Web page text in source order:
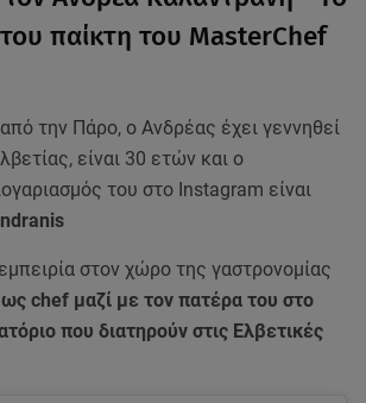
του παίκτη του MasterChef
την Πάρο, ο Ανδρέας έχει γεννηθεί
είναι 30 ετών και ο
του στο Instagram είναι
στον χώρο της γαστρονομίας
ως chef μαζί με τον πατέρα του στο
που διατηρούν στις Ελβετικές